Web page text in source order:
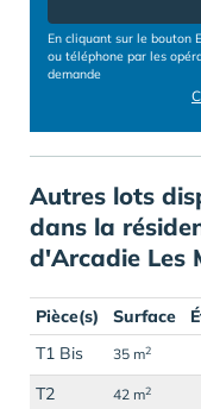
En cliquant sur le bouton
ou téléphone par les
demande
Autres lots
dans la
d'Arcadie Les
Pièce(s) Surface
T1 Bis
35 m2
T2
42 m2